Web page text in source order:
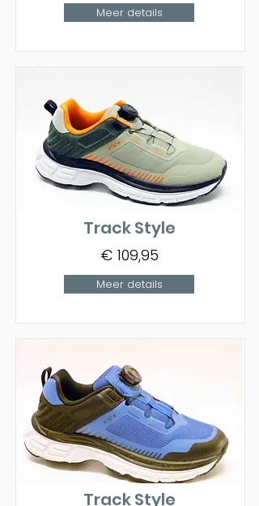
Meer details
Track Style
€ 109,95
Meer details
Track Style